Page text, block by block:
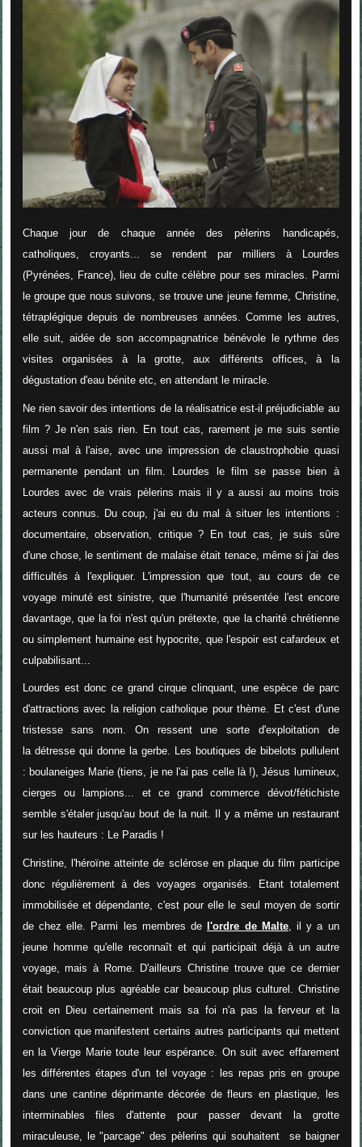
Chaque jour de chaque année des pèlerins handicapés,
catholiques, croyants... se rendent par milliers à Lourdes
(Pyrénées, France), lieu de culte célèbre pour ses miracles. Parmi
le groupe que nous suivons, se trouve une jeune femme, Christine,
tétraplégique depuis de nombreuses années. Comme les autres,
elle suit, aidée de son accompagnatrice bénévole le rythme des
visites organisées à la grotte, aux différents offices, à la
dégustation d'eau bénite etc, en attendant le miracle.
Ne rien savoir des intentions de la réalisatrice est-il préjudiciable au
film ? Je n'en sais rien. En tout cas, rarement je me suis sentie
aussi mal à l'aise, avec une impression de claustrophobie quasi
permanente pendant un film. Lourdes le film se passe bien à
Lourdes avec de vrais pèlerins mais il y a aussi au moins trois
acteurs connus. Du coup, j'ai eu du mal à situer les intentions :
documentaire, observation, critique ? En tout cas, je suis sûre
d'une chose, le sentiment de malaise était tenace, même si j'ai des
difficultés à l'expliquer. L'impression que tout, au cours de ce
voyage minuté est sinistre, que l'humanité présentée l'est encore
davantage, que la foi n'est qu'un prétexte, que la charité chrétienne
ou simplement humaine est hypocrite, que l'espoir est cafardeux et
culpabilisant...
Lourdes est donc ce grand cirque clinquant, une espèce de parc
d'attractions avec la religion catholique pour thème. Et c'est d'une
tristesse sans nom. On ressent une sorte d'exploitation de
la détresse qui donne la gerbe. Les boutiques de bibelots pullulent
: boulaneiges Marie (tiens, je ne l'ai pas celle là !), Jésus lumineux,
cierges ou lampions... et ce grand commerce dévot/fétichiste
semble s'étaler jusqu'au bout de la nuit. Il y a même un restaurant
sur les hauteurs : Le Paradis !
Christine, l'héroïne atteinte de sclérose en plaque du film participe
donc régulièrement à des voyages organisés. Etant totalement
immobilisée et dépendante, c'est pour elle le seul moyen de sortir
de chez elle. Parmi les membres de
l'ordre de Malte, il y a un
jeune homme qu'elle reconnaît et qui participait déjà à un autre
voyage, mais à Rome. D'ailleurs Christine trouve que ce dernier
était beaucoup plus agréable car beaucoup plus culturel. Christine
croit en Dieu certainement mais sa foi n'a pas la ferveur et la
conviction que manifestent certains autres participants qui mettent
en la Vierge Marie toute leur espérance. On suit avec effarement
les différentes étapes d'un tel voyage : les repas pris en groupe
dans une cantine déprimante décorée de fleurs en plastique, les
interminables files d'attente pour passer devant la grotte
miraculeuse, le "parcage" des pèlerins qui souhaitent se baigner